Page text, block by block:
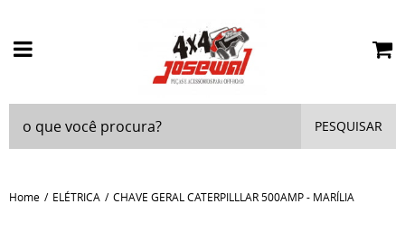
PESQUISAR
Home ELÉTRICA CHAVE GERAL CATERPILLLAR 500AMP - MARÍLIA